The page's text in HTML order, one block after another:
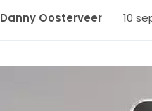
Danny Oosterveer 10